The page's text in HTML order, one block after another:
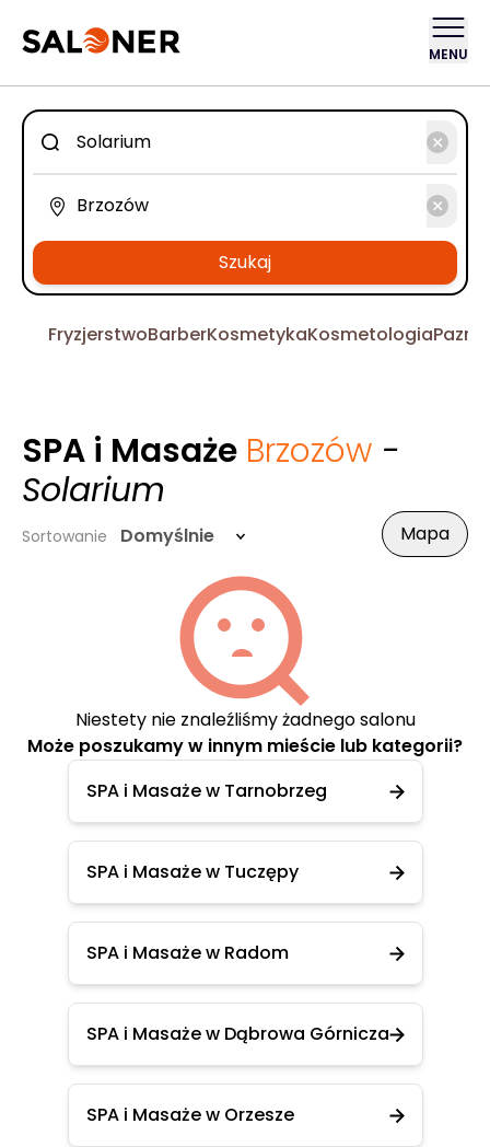
MENU
Szukaj
FryzjerstwoBarberKosmetykaKosmetologia
SPA i Masaże Brzozów -
Solarium
Sortowanie Domyślnie Mapa
Niestety nie znaleźliśmy żadnego salonu
Może poszukamy w innym mieście lub kategorii?
SPA i Masaże w Tarnobrzeg
SPA i Masaże w Tuczępy
SPA i Masaże w Radom
SPA i Masaże w Dąbrowa Górnicza
SPA i Masaże w Orzesze